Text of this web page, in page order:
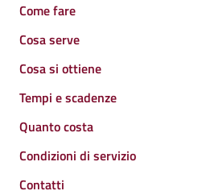
Come fare
Cosa serve
Cosa si ottiene
Tempi e scadenze
Quanto costa
Condizioni di servizio
Contatti